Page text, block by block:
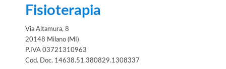
Fisioterapia
Via Altamura, 8
20148 Milano (MI)
P.IVA 03721310963
Cod. Doc. 14638.51.380829.1308337